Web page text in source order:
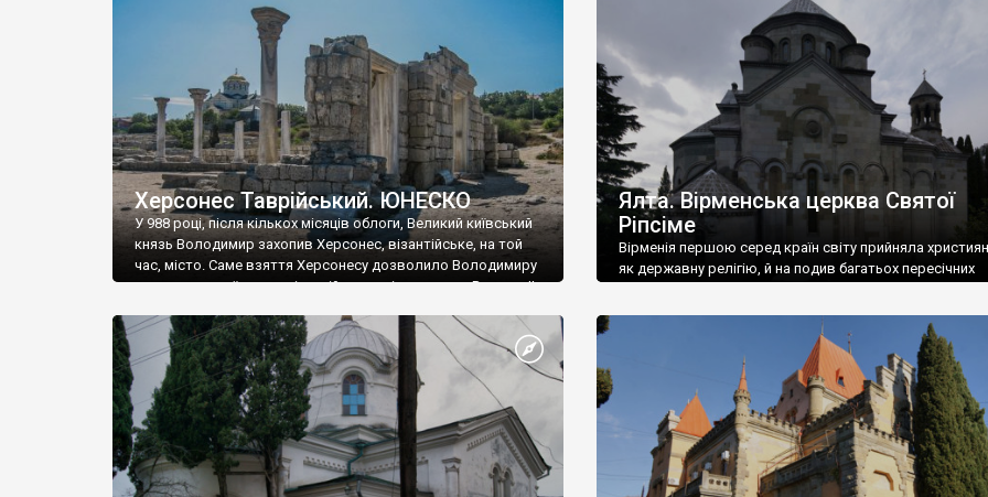
візантійської доби. Раритети викрадені з фондів об’єкту
культурної спадщини ЮНЕСКО «Херсонеса Таврійського».
Офіційно – на виставку «Золото Візантії», але експерти та
влада в Україні вважають це лише […]
називаються «повстяками» (postaki)…” “Вино. Крим
виробляє відмінне вино і його вдосталь: воно все
легке біле і дуже […]
Херсонес Таврійський. ЮНЕСКО
У 988 році, після кількох місяців облоги, Великий київський
князь Володимир захопив Херсонес, візантійське, на той
час, місто. Саме взяття Херсонесу дозволило Володимиру
диктувати свої умови візантійському імператору Василю ІІ,
Херсонесі Володимир-язичник, став Василем-
християнином. А потім було Хрещення Русі. На честь
Херсонесу Таврійського названо місто […]
Ялта. Вірменська церква Святої
Ріпсіме
Вірменія першою серед країн світу прийняла
як державну релігію, й на подив багатьох пересічних